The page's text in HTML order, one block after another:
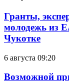
Гранты,
молодежь из
Чукотке
6 августа 09:20
Возможной